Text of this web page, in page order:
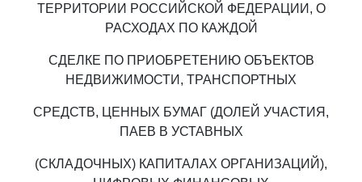
ТЕРРИТОРИИ РОССИЙСКОЙ ФЕДЕРАЦИИ, О
РАСХОДАХ ПО КАЖДОЙ
СДЕЛКЕ ПО ПРИОБРЕТЕНИЮ ОБЪЕКТОВ
НЕДВИЖИМОСТИ, ТРАНСПОРТНЫХ
СРЕДСТВ, ЦЕННЫХ БУМАГ (ДОЛЕЙ УЧАСТИЯ,
ПАЕВ В УСТАВНЫХ
(СКЛАДОЧНЫХ) КАПИТАЛАХ ОРГАНИЗАЦИЙ),